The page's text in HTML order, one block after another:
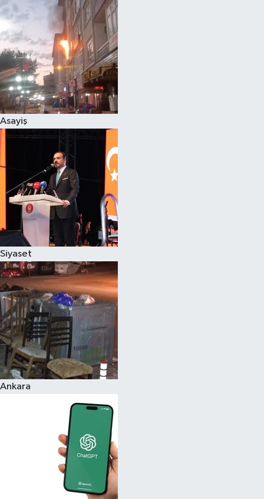
Asayiş
Siyaset
Ankara
Televizyon
Yaşam-Çevre